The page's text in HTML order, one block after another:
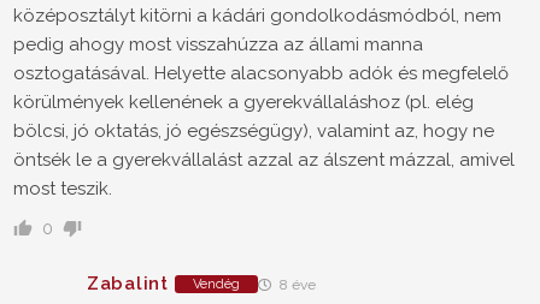
középosztályt kitörni a kádári gondolkodásmódból, nem
pedig ahogy most visszahúzza az állami manna
osztogatásával. Helyette alacsonyabb adók és megfelelő
körülmények kellenének a gyerekvállaláshoz (pl. elég
bölcsi, jó oktatás, jó egészségügy), valamint az, hogy ne
öntsék le a gyerekvállalást azzal az álszent mázzal, amivel
most teszik.
0
Zabalint Vendég 8 éve